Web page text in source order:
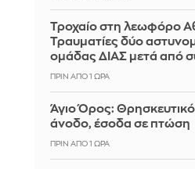
Τροχαίο στη λεωφόρο
Τραυματίες δύο
ομάδας ΔΙΑΣ μετά από
ΠΡΙΝ ΑΠΌ 1 ΏΡΑ
Άγιο Όρος:
άνοδο, έσοδα σε πτώση
ΠΡΙΝ ΑΠΌ 1 ΏΡΑ